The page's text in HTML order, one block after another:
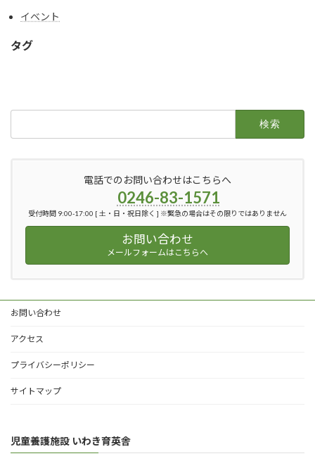
イベント
タグ
電話でのお問い合わせはこちらへ
0246-83-1571
受付時間 9:00-17:00 [ 土・日・祝日除く ] ※緊急の場合はその限りではありません
お問い合わせ
メールフォームはこちらへ
お問い合わせ
アクセス
プライバシーポリシー
サイトマップ
児童養護施設 いわき育英舎